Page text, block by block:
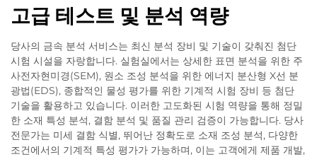
고급 테스트 및 분석 역량
당사의 금속 분석 서비스는 최신 분석 장비 및 기술이 갖춰진 첨단
시험 시설을 자랑합니다. 실험실에서는 상세한 표면 분석을 위한 주
사전자현미경(SEM), 원소 조성 분석을 위한 에너지 분산형 X선 분
광법(EDS), 종합적인 물성 평가를 위한 기계적 시험 장비 등 첨단
기술을 활용하고 있습니다. 이러한 고도화된 시험 역량을 통해 정밀
한 소재 특성 분석, 결함 분석 및 품질 관리 검증이 가능합니다. 당사
전문가는 미세 결함 식별, 뛰어난 정확도로 소재 조성 분석, 다양한
조건에서의 기계적 특성 평가가 가능하며, 이는 고객에게 제품 개발,